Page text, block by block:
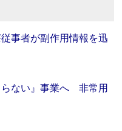
事者が副作用情報を迅
らない』事業へ 非常用